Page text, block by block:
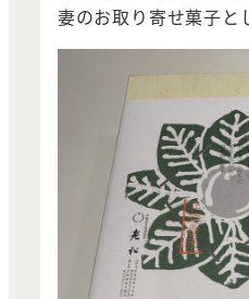
妻のお取り寄せ菓子と